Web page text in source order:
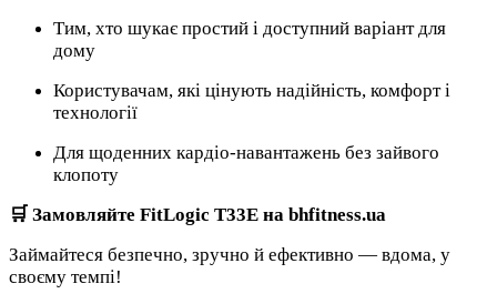
Тим, хто шукає простий і доступний варіант для
дому
Користувачам, які цінують надійність, комфорт і
технології
Для щоденних кардіо-навантажень без зайвого
клопоту
🛒 Замовляйте FitLogic T33E на bhfitness.ua
Займайтеся безпечно, зручно й ефективно — вдома, у
своєму темпі!